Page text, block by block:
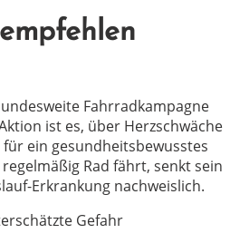
Fahrradkampagne
ist es, über Herzschwäche
ein gesundheitsbewusstes
Rad fährt, senkt sein
Erkrankung nachweislich.
Gefahr